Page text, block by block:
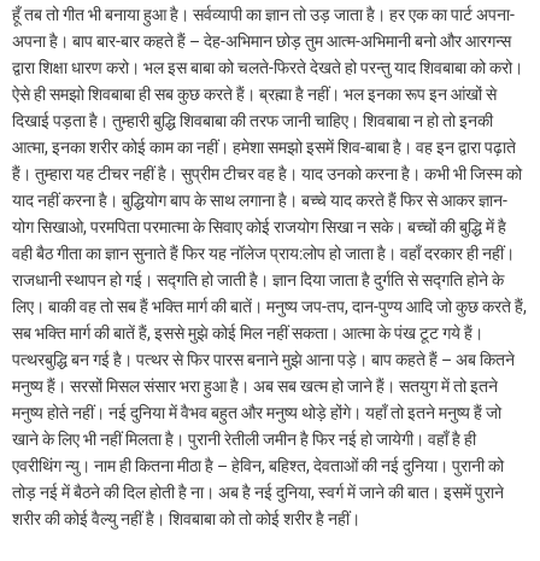
हूँ तब तो गीत भी बनाया हुआ है। सर्वव्यापी का ज्ञान तो उड़ जाता है। हर एक का पार्ट अपना-
अपना है। बाप बार-बार कहते हैं – देह-अभिमान छोड़ तुम आत्म-अभिमानी बनो और आरगन्स
द्वारा शिक्षा धारण करो। भल इस बाबा को चलते-फिरते देखते हो परन्तु याद शिवबाबा को करो।
ऐसे ही समझो शिवबाबा ही सब कुछ करते हैं। ब्रह्मा है नहीं। भल इनका रूप इन आंखों से
दिखाई पड़ता है। तुम्हारी बुद्धि शिवबाबा की तरफ जानी चाहिए। शिवबाबा न हो तो इनकी
आत्मा, इनका शरीर कोई काम का नहीं। हमेशा समझो इसमें शिव-बाबा है। वह इन द्वारा पढ़ाते
हैं। तुम्हारा यह टीचर नहीं है। सुप्रीम टीचर वह है। याद उनको करना है। कभी भी जिस्म को
याद नहीं करना है। बुद्धियोग बाप के साथ लगाना है। बच्चे याद करते हैं फिर से आकर ज्ञान-
योग सिखाओ, परमपिता परमात्मा के सिवाए कोई राजयोग सिखा न सके। बच्चों की बुद्धि में है
वही बैठ गीता का ज्ञान सुनाते हैं फिर यह नॉलेज प्राय:लोप हो जाता है। वहाँ दरकार ही नहीं।
राजधानी स्थापन हो गई। सद्गति हो जाती है। ज्ञान दिया जाता है दुर्गति से सद्गति होने के
लिए। बाकी वह तो सब हैं भक्ति मार्ग की बातें। मनुष्य जप-तप, दान-पुण्य आदि जो कुछ करते हैं,
सब भक्ति मार्ग की बातें हैं, इससे मुझे कोई मिल नहीं सकता। आत्मा के पंख टूट गये हैं।
पत्थरबुद्धि बन गई है। पत्थर से फिर पारस बनाने मुझे आना पड़े। बाप कहते हैं – अब कितने
मनुष्य हैं। सरसों मिसल संसार भरा हुआ है। अब सब खत्म हो जाने हैं। सतयुग में तो इतने
मनुष्य होते नहीं। नई दुनिया में वैभव बहुत और मनुष्य थोड़े होंगे। यहाँ तो इतने मनुष्य हैं जो
खाने के लिए भी नहीं मिलता है। पुरानी रेतीली जमीन है फिर नई हो जायेगी। वहाँ है ही
एवरीथिंग न्यु। नाम ही कितना मीठा है – हेविन, बहिश्त, देवताओं की नई दुनिया। पुरानी को
तोड़ नई में बैठने की दिल होती है ना। अब है नई दुनिया, स्वर्ग में जाने की बात। इसमें पुराने
शरीर की कोई वैल्यु नहीं है। शिवबाबा को तो कोई शरीर है नहीं।